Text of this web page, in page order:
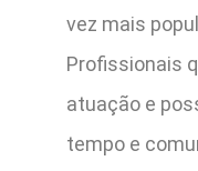
vez mais
Profissionais
atuação e
tempo e